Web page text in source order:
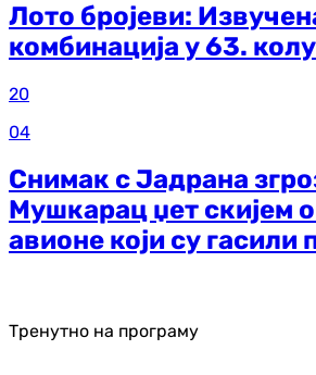
Лото бројеви:
комбинација у 63. колу
20
04
Снимак с Јадрана
Мушкарац џет скијем
авионе који су гасили
Тренутно на програму